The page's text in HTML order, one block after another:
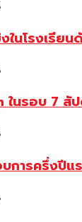
นโรงเรียน
นรอบ 7 สั
ารครึ่งปีแ